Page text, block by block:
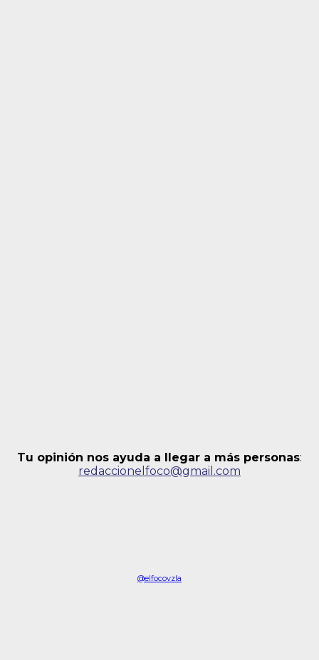
Tu opinión nos ayuda a llegar a más personas:
redaccionelfoco@gmail.com
@elfocovzla